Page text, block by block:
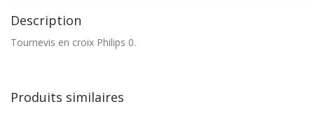
Description
Tournevis en croix Philips 0.
Produits similaires